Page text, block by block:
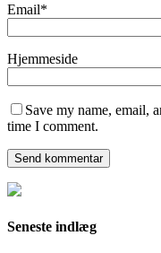
Email*
Hjemmeside
Save my name, email,
time I comment.
Seneste indlæg